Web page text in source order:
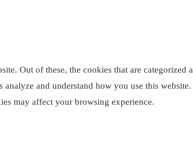
Out of these, the cookies that are categorized
and understand how you use this
may affect your browsing experience.